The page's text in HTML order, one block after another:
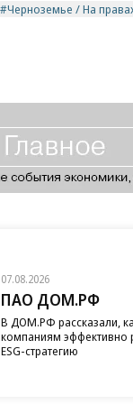
Черноземье / На
07.08.2026
ПАО ДОМ.РФ
В ДОМ.РФ рассказали,
компаниям эффективно
ESG-стратегию